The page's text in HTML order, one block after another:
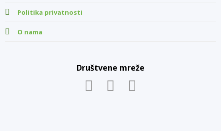
Politika privatnosti
O nama
Društvene mreže